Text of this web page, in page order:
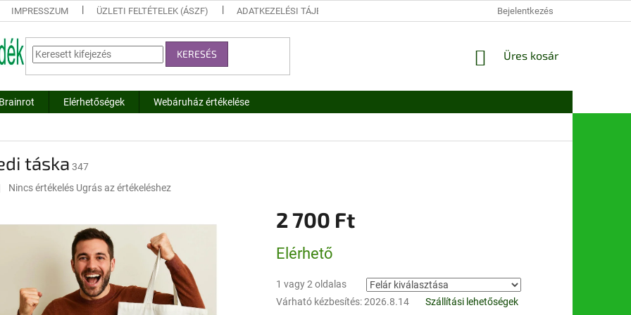
IMPRESSZUM ÜZLETI FELTÉTELEK (ÁSZF) ADATKEZELÉSI TÁJÉKOZTATÓ VÁSÁROLJON OLCSÓBBAN A VÁSÁRLÁS LÉPÉSEI
Bejelentkezés
KERESÉS KOSÁR
Üres kosár
Brainrot Elérhetőségek Webáruház értékelése
táska 347
A
értékelése
Nincs értékelés Ugrás az értékeléshez
2 700 Ft
Elérhető
1 vagy 2 oldalas
Várható kézbesítés: 2026.8.14 Szállítási lehetőségek